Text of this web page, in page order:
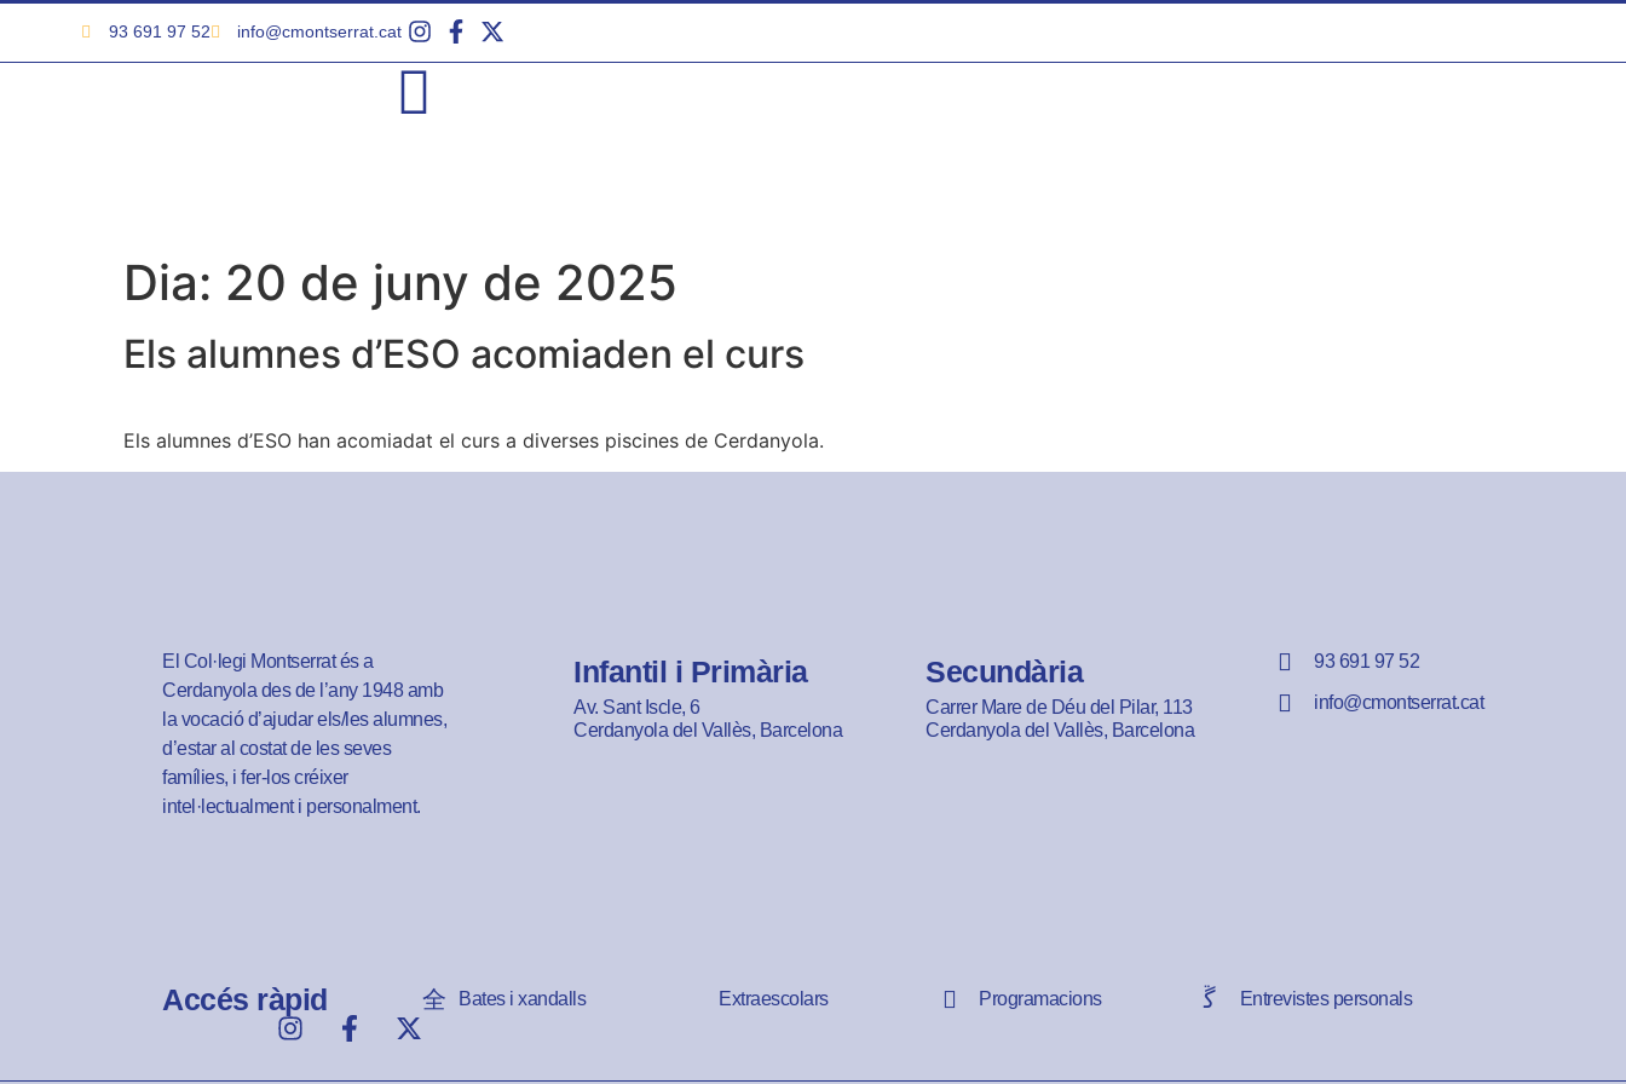
93 691 97 52 info@cmontserrat.cat
Dia: 20 de juny de 2025
Els alumnes d’ESO acomiaden el curs
Els alumnes d’ESO han acomiadat el curs a diverses piscines de Cerdanyola.
El Col·legi Montserrat és a
Cerdanyola des de l’any 1948 amb
la vocació d’ajudar els/les alumnes,
d’estar al costat de les seves
famílies, i fer-los créixer
intel·lectualment i personalment.
Infantil i Primària
Av. Sant Iscle, 6
Cerdanyola del Vallès, Barcelona
Secundària
Carrer Mare de Déu del Pilar, 113
Cerdanyola del Vallès, Barcelona
93 691 97 52
info@cmontserrat.cat
Accés ràpid Bates i xandalls Extraescolars Programacions Entrevistes personals